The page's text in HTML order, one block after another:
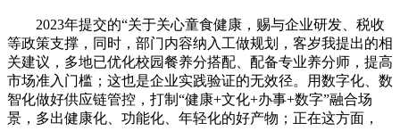
2023年提交的“关于关心童食健康，赐与企业研发、税收
等政策支撑，同时，部门内容纳入工做规划，客岁我提出的相
关建议，多地已优化校园餐养分搭配、配备专业养分师，提高
市场准入门槛；这也是企业实践验证的无效径。用数字化、数
智化做好供应链管控，打制“健康+文化+办事+数字”融合场
景，多出健康化、功能化、年轻化的好产物；正在这方面，